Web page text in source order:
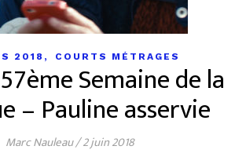
2018 , COURTS MÉTRAGES
Semaine de la
– Pauline asservie
Marc Nauleau/2 juin 2018